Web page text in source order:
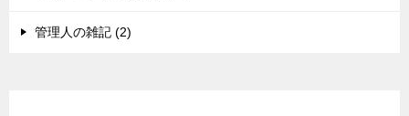
管理人の雑記 (2)